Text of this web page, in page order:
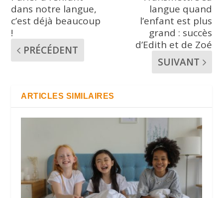
dans notre langue,
c’est déjà beaucoup
!
PRÉCÉDENT
langue quand
l’enfant est plus
grand : succès
d’Edith et de Zoé
SUIVANT
ARTICLES SIMILAIRES